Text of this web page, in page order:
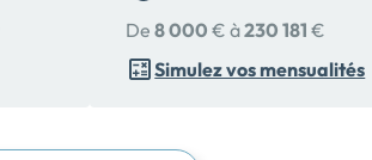
De8 000 € à230 181 €
Simulez vos mensualités